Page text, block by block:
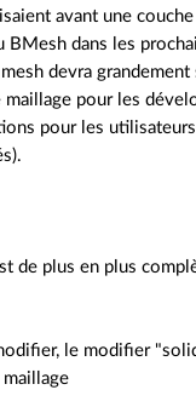
avant une
BMesh dans les
devra
pour les
pour les
de plus en plus
le modifier
maillage